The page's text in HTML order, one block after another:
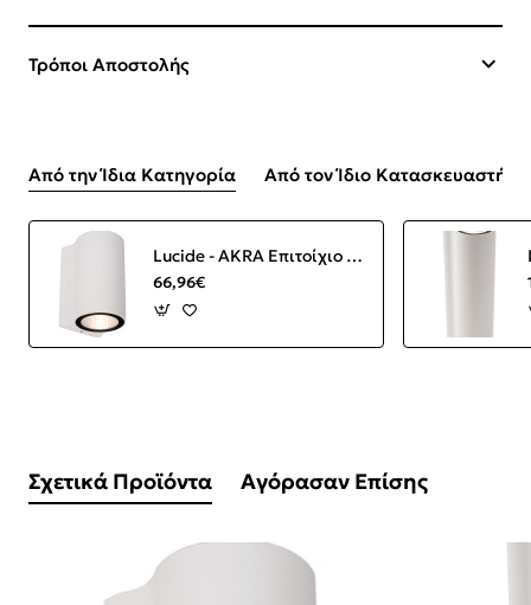
Τρόποι Αποστολής
Από την Ίδια Κατηγορία Από τον Ίδιο Κατασκευαστή
Lucide - AKRA Επιτοίχιο Φωτιστικό LED Λευκό (White) 2700 K
66,96€
Σχετικά Προϊόντα Αγόρασαν Επίσης